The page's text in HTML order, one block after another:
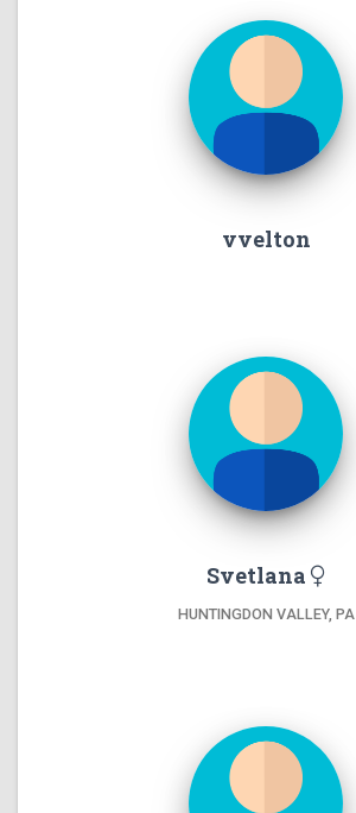
vvelton
Svetlana
HUNTINGDON VALLEY, PA